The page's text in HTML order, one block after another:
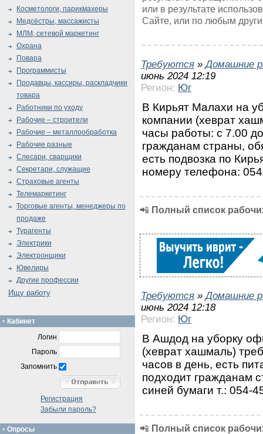
или в результате
Сайте, или по любым
Требуются »Домашние
июнь 2024 12:19
Регион: Юг
В Кирьят Малахи на
компании (хеврат
часы работы: с 7.00
гражданам страны,
есть подвозка по
номеру телефона:
📲 Полный список
Требуются »Домашние
июнь 2024 12:18
Регион: Юг
В Ашдод на уборку
(хеврат хашмаль)
часов в день, есть
подходит гражданам
синей бумаги т.: 054-
📲 Полный список
Косметологи, парикмахеры
Медсёстры, массажисты
МЛМ, сетевой маркетинг
Охрана
Повара
Программисты
Продавцы, кассиры, раскладчики
товара
Работники по уходу
Рабочие – строители
Рабочие – металлообработка
Рабочие разные
Слесари, сварщики
Секретари, служащие
Страховые агенты
Телемаркетинг
Торговые агенты, менеджеры по
продаже
Турагенты
Электрики
Электронщики
Ювелиры
Другие профессии
Ищу работу
Кабинет
Логин
Пароль
Запомнить
Регистрация
Забыли пароль?
Опросы